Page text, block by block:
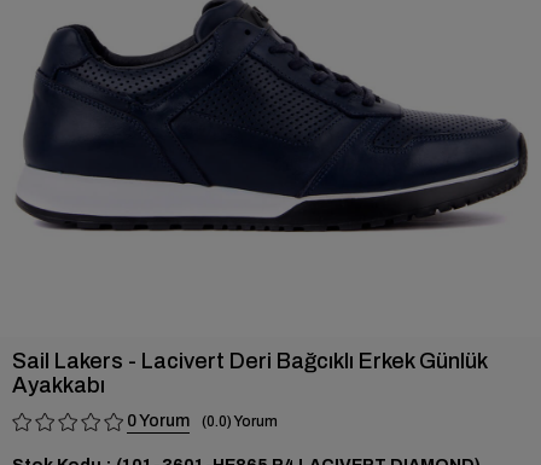
Sail Lakers - Lacivert Deri Bağcıklı Erkek Günlük
Ayakkabı
0 0.0